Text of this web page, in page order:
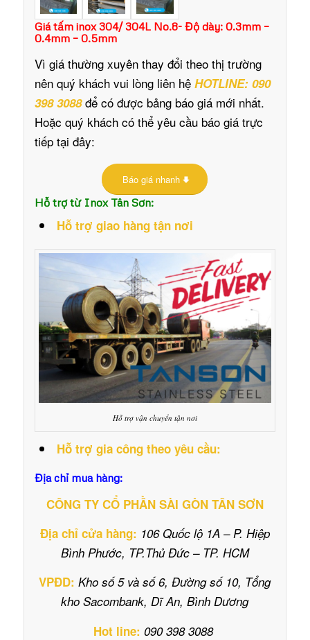
Giá tấm inox 304/ 304L No.8- Độ dày: 0.3mm –
0.4mm – 0.5mm
Vì giá thường xuyên thay đổi theo thị trường
nên quý khách vui lòng liên hệ HOTLINE: 090
398 3088để có được bảng báo giá mới nhất.
Hoặc quý khách có thể yêu cầu báo giá trực
tiếp tại đây:
Báo giá nhanh
Hỗ trợ từ Inox Tân Sơn:
Hỗ trợ giao hàng tận nơi
Hỗ trợ vận chuyển tận nơi
Hỗ trợ gia công theo yêu cầu:
Địa chỉ mua hàng:
CÔNG TY CỔ PHẦN SÀI GÒN TÂN SƠN
Địa chỉ cửa hàng: 106 Quốc lộ 1A – P. Hiệp
Bình Phước, TP.Thủ Đức – TP. HCM
VPĐD: Kho số 5 và số 6, Đường số 10, Tổng
kho Sacombank, Dĩ An, Bình Dương
Hot line: 090 398 3088